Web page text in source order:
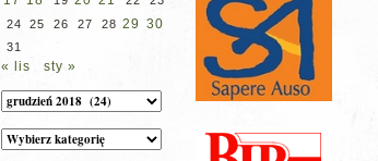
24
25 26 27 28 29 30
31
« lis sty »
Archiwum
Kategorie
wpisów